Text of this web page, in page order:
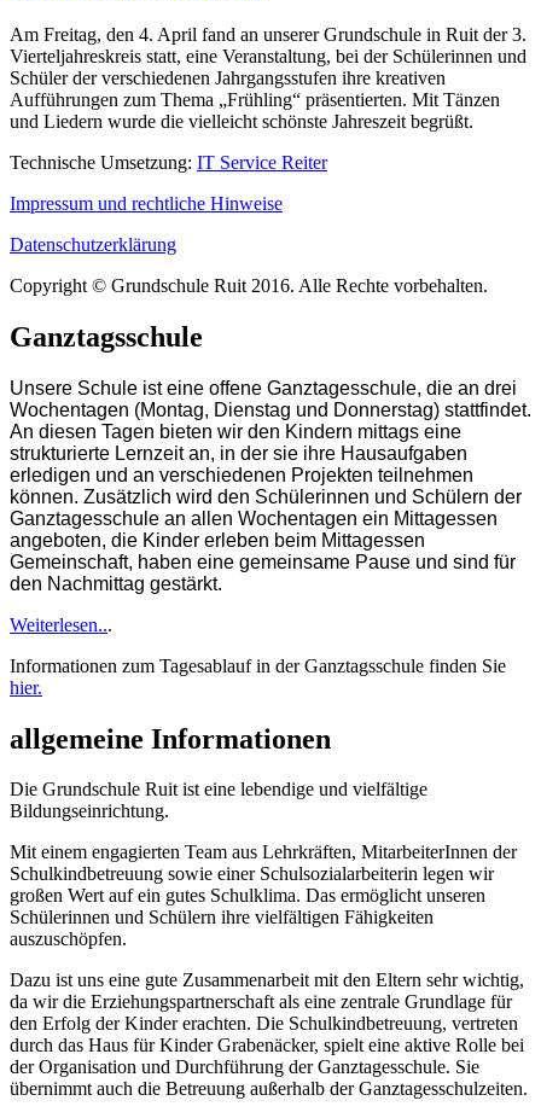
Am Freitag, den 4. April fand an unserer Grundschule in Ruit der 3.
Vierteljahreskreis statt, eine Veranstaltung, bei der Schülerinnen und
Schüler der verschiedenen Jahrgangsstufen ihre kreativen
Aufführungen zum Thema „Frühling“ präsentierten. Mit Tänzen
und Liedern wurde die vielleicht schönste Jahreszeit begrüßt.
Technische Umsetzung: IT Service Reiter
Impressum und rechtliche Hinweise
Datenschutzerklärung
Copyright © Grundschule Ruit 2016. Alle Rechte vorbehalten.
Ganztagsschule
Unsere Schule ist eine offene Ganztagesschule, die an drei
Wochentagen (Montag, Dienstag und Donnerstag) stattfindet.
An diesen Tagen bieten wir den Kindern mittags eine
strukturierte Lernzeit an, in der sie ihre Hausaufgaben
erledigen und an verschiedenen Projekten teilnehmen
können. Zusätzlich wird den Schülerinnen und Schülern der
Ganztagesschule an allen Wochentagen ein Mittagessen
angeboten, die Kinder erleben beim Mittagessen
Gemeinschaft, haben eine gemeinsame Pause und sind für
den Nachmittag gestärkt.
Weiterlesen...
Informationen zum Tagesablauf in der Ganztagsschule finden Sie
hier.
allgemeine Informationen
Die Grundschule Ruit ist eine lebendige und vielfältige
Bildungseinrichtung.
Mit einem engagierten Team aus Lehrkräften, MitarbeiterInnen der
Schulkindbetreuung sowie einer Schulsozialarbeiterin legen wir
großen Wert auf ein gutes Schulklima. Das ermöglicht unseren
Schülerinnen und Schülern ihre vielfältigen Fähigkeiten
auszuschöpfen.
Dazu ist uns eine gute Zusammenarbeit mit den Eltern sehr wichtig,
da wir die Erziehungspartnerschaft als eine zentrale Grundlage für
den Erfolg der Kinder erachten. Die Schulkindbetreuung, vertreten
durch das Haus für Kinder Grabenäcker, spielt eine aktive Rolle bei
der Organisation und Durchführung der Ganztagesschule. Sie
übernimmt auch die Betreuung außerhalb der Ganztagesschulzeiten.